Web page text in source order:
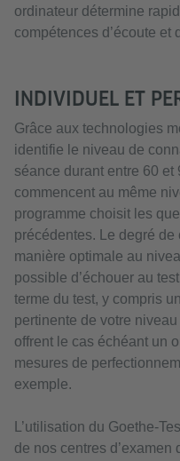
ordinateur détermine
compétences d’écoute et
INDIVIDUEL ET
Grâce aux technologies
identifie le niveau de
séance durant entre 60 et
commencent au même
programme choisit les
précédentes. Le degré de
manière optimale au
possible d’échouer au
terme du test, y compris
pertinente de votre
offrent le cas échéant un
mesures de
exemple.
L’utilisation du Goethe-
de nos centres